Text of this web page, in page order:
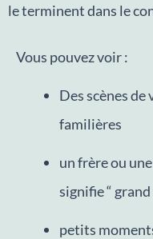
le terminent dans le
Vous pouvez voir :
Des scènes
familières
un frère ou
signifie “
petits